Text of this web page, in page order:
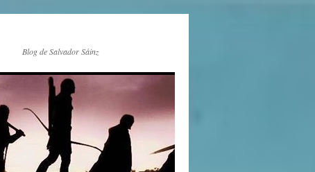
Blog de Salvador Sáinz